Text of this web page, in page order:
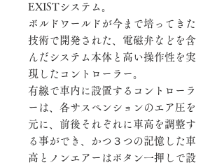
EXISTシステム。
ボルドワールドが今まで培ってきた
技術で開発された、電磁弁などを含
んだシステム本体と高い操作性を実
現したコントローラー。
有線で車内に設置するコントローラ
ーは、各サスペンションのエア圧を
元に、前後それぞれに車高を調整す
る事ができ、かつ３つの記憶した車
高とノンエアーはボタン一押しで設